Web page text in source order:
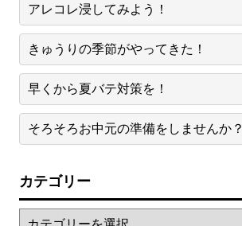
アレコレ浸してみよう！
きゅうりの季節がやってきた！
早くから夏バテ対策を！
そろそろお中元の準備をしませんか？
カテゴリー